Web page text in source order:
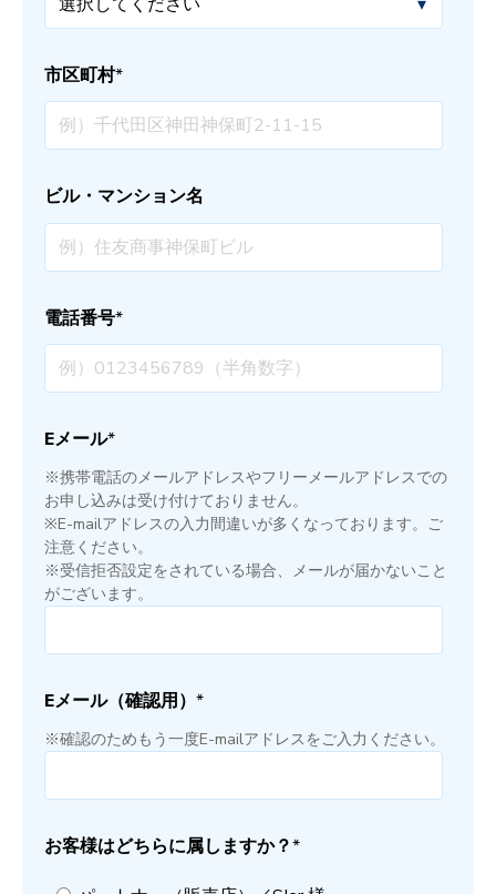
市区町村*
ビル・マンション名
電話番号*
Eメール*
※携帯電話のメールアドレスやフリーメールアドレスでの
お申し込みは受け付けておりません。
※E-mailアドレスの入力間違いが多くなっております。ご
注意ください。
※受信拒否設定をされている場合、メールが届かないこと
がございます。
Eメール（確認用） *
※確認のためもう一度E-mailアドレスをご入力ください。
お客様はどちらに属しますか？*